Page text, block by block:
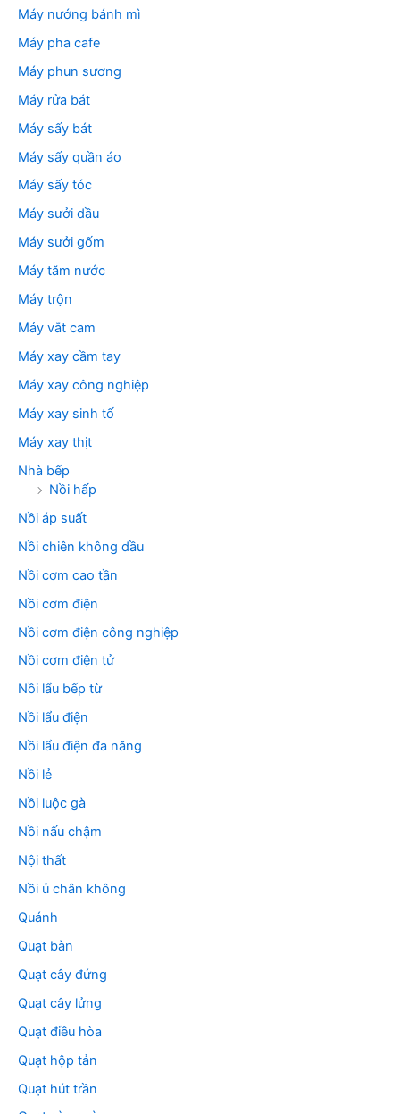
Máy nướng bánh mì
Máy pha cafe
Máy phun sương
Máy rửa bát
Máy sấy bát
Máy sấy quần áo
Máy sấy tóc
Máy sưởi dầu
Máy sưởi gốm
Máy tăm nước
Máy trộn
Máy vắt cam
Máy xay cầm tay
Máy xay công nghiệp
Máy xay sinh tố
Máy xay thịt
Nhà bếp
Nồi hấp
Nồi áp suất
Nồi chiên không dầu
Nồi cơm cao tần
Nồi cơm điện
Nồi cơm điện công nghiệp
Nồi cơm điện tử
Nồi lẩu bếp từ
Nồi lẩu điện
Nồi lẩu điện đa năng
Nồi lẻ
Nồi luộc gà
Nồi nấu chậm
Nội thất
Nồi ủ chân không
Quánh
Quạt bàn
Quạt cây đứng
Quạt cây lửng
Quạt điều hòa
Quạt hộp tản
Quạt hút trần